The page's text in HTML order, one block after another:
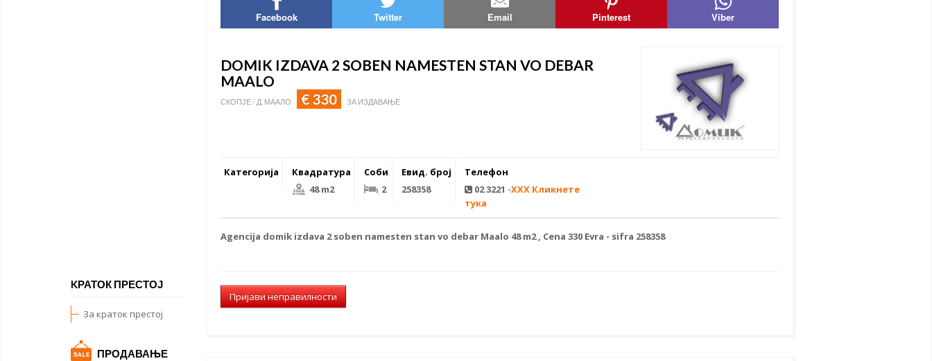
KРАТОК ПРЕСТОЈ
За краток престој
ПРОДАВАЊЕ
Facebook Twitter Email Pinterest Viber
DOMIK IZDAVA 2 SOBEN NAMESTEN STAN VO DEBAR
MAALO
СКОПЈЕ / Д. МААЛО € 330 ЗА ИЗДАВАЊЕ
Категорија
Квадратура
48 m2
Соби
2
Евид. број
258358
Телефон
02 3221 -XXX Кликнете
тука
Agencija domik izdava 2 soben namesten stan vo debar Maalo 48 m2 , Cena 330 Evra - sifra 258358
Пријави неправилности